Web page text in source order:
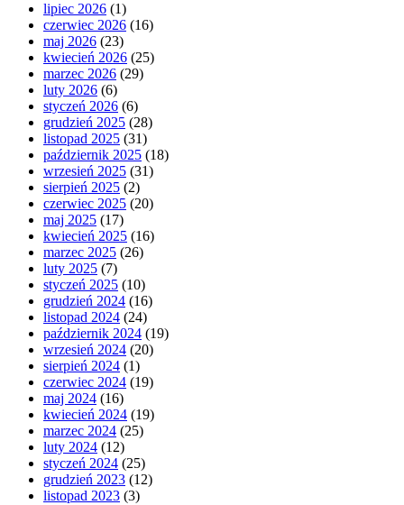
lipiec 2026 (1)
czerwiec 2026 (16)
maj 2026 (23)
kwiecień 2026 (25)
marzec 2026 (29)
luty 2026 (6)
styczeń 2026 (6)
grudzień 2025 (28)
listopad 2025 (31)
październik 2025 (18)
wrzesień 2025 (31)
sierpień 2025 (2)
czerwiec 2025 (20)
maj 2025 (17)
kwiecień 2025 (16)
marzec 2025 (26)
luty 2025 (7)
styczeń 2025 (10)
grudzień 2024 (16)
listopad 2024 (24)
październik 2024 (19)
wrzesień 2024 (20)
sierpień 2024 (1)
czerwiec 2024 (19)
maj 2024 (16)
kwiecień 2024 (19)
marzec 2024 (25)
luty 2024 (12)
styczeń 2024 (25)
grudzień 2023 (12)
listopad 2023 (3)